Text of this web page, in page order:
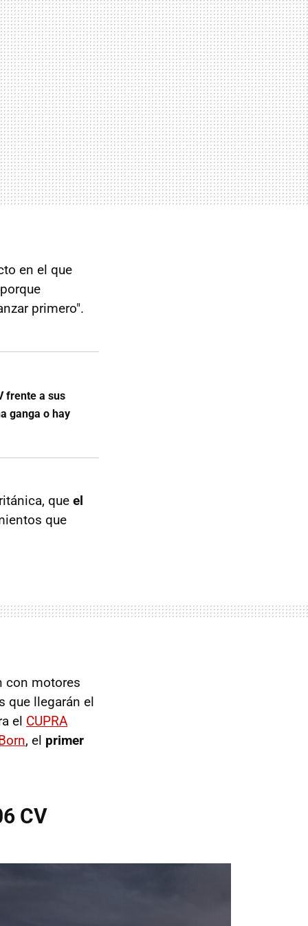
en el que
primero".
frente a sus
ganga o hay
que el
que
con motores
que llegarán el
el CUPRA
, el primer
CV